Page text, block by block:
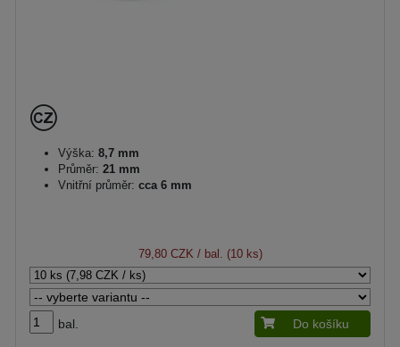
Výška: 8,7 mm
Průměr: 21 mm
Vnitřní průměr: cca 6 mm
79,80 CZK / bal. (10 ks)
bal. Do košíku